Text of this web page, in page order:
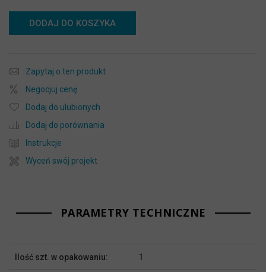
DODAJ DO KOSZYKA
Zapytaj o ten produkt
Negocjuj cenę
Dodaj do ulubionych
Dodaj do porównania
Instrukcje
Wyceń swój projekt
PARAMETRY TECHNICZNE
Ilość szt. w opakowaniu: 1